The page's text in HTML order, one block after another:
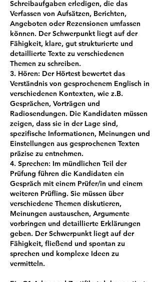
Schreibaufgaben erledigen, die das
Verfassen von Aufsätzen, Berichten,
Angeboten oder Rezensionen umfassen
können. Der Schwerpunkt liegt auf der
Fähigkeit, klare, gut strukturierte und
detaillierte Texte zu verschiedenen
Themen zu schreiben.
3. Hören: Der Hörtest bewertet das
Verständnis von gesprochenem Englisch in
verschiedenen Kontexten, wie z.B.
Gesprächen, Vorträgen und
Radiosendungen. Die Kandidaten müssen
zeigen, dass sie in der Lage sind,
spezifische Informationen, Meinungen und
Einstellungen aus gesprochenen Texten
präzise zu entnehmen.
4. Sprechen: Im mündlichen Teil der
Prüfung führen die Kandidaten ein
Gespräch mit einem Prüfer/in und einem
weiteren Prüfling. Sie müssen über
verschiedene Themen diskutieren,
Meinungen austauschen, Argumente
vorbringen und detaillierte Erklärungen
geben. Der Schwerpunkt liegt auf der
Fähigkeit, fließend und spontan zu
sprechen und komplexe Ideen zu
vermitteln.